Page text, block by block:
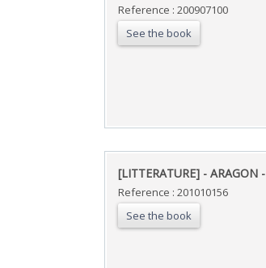
Reference : 200907100
See the book
‎[LITTERATURE] - ARAGON - ‎
Reference : 201010156
See the book